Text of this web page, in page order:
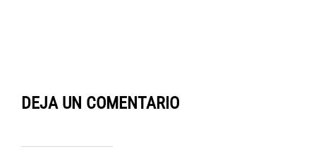
DEJA UN COMENTARIO